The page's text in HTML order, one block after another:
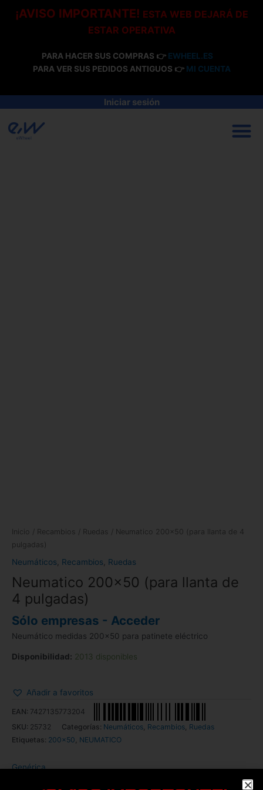
¡AVISO IMPORTANTE! ESTA WEB DEJARÁ DE
ESTAR OPERATIVA
PARA HACER SUS COMPRAS 👉 EWHEEL.ES
PARA VER SUS PEDIDOS ANTIGUOS 👉 MI CUENTA
Iniciar sesión
Inicio / Recambios / Ruedas / Neumatico 200×50 (para llanta de 4
pulgadas)
Neumáticos Recambios Ruedas
Neumatico 200×50 (para llanta de
4 pulgadas)
Sólo empresas - Acceder
Neumático medidas 200×50 para patinete eléctrico
Disponibilidad: 2013 disponibles
Añadir a favoritos
EAN: 7427135773204
SKU: 25732 Categorías: Neumáticos, Recambios, Ruedas
Etiquetas: 200x50, NEUMATICO
Genérica